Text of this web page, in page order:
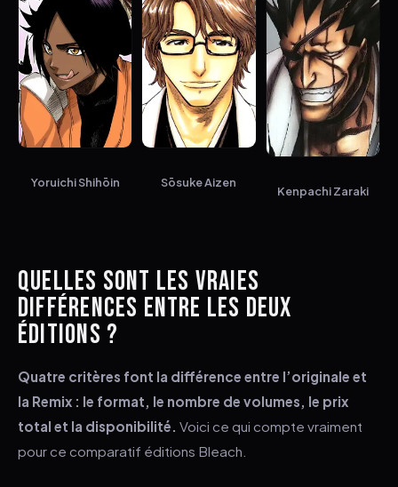
Yoruichi Shihōin Sōsuke Aizen
Kenpachi Zaraki
QUELLES SONT LES VRAIES
DIFFÉRENCES ENTRE LES DEUX
ÉDITIONS ?
Quatre critères font la différence entre l’originale et
la Remix : le format, le nombre de volumes, le prix
total et la disponibilité. Voici ce qui compte vraiment
pour ce comparatif éditions Bleach.